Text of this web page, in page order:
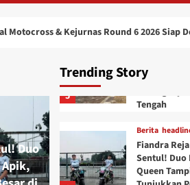
Kejurnas Round 6 2026 Siap Dongkrak
Duo
Trending Story
5
Berita
Casytha
Dragbike
Tengah
Berita
Fiandra
Sentul! Duo
Queen